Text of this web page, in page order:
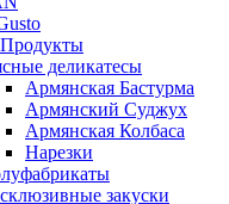
деликатесы
Армянская Бастурма
Армянский Суджух
Армянская Колбаса
Нарезки
закуски